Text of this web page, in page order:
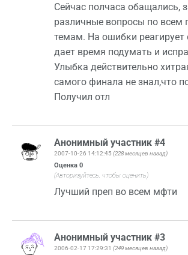
Сейчас полчаса обащались,
различные вопросы по всем
темам. На ошибки реагирует
дает время подумать и
Улыбка действительно
самого финала не знал,что
Получил отл
Анонимный участник #4
2007-10-26 14:12:45 (228 месяцев назад)
Оценка 0
(Авторизуйтесь, чтобы оценить)
Лучший преп во всем мфти
Анонимный участник #3
2006-02-17 17:29:31 (249 месяцев назад)